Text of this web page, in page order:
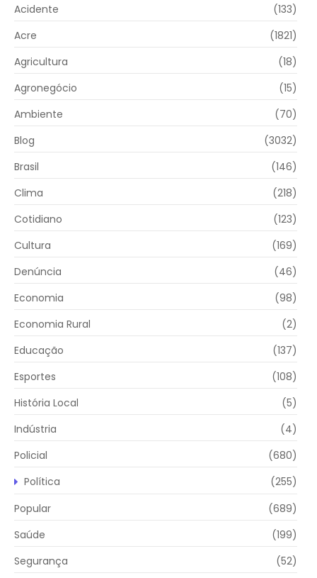
Acidente
(133)
Acre
(1821)
Agricultura
(18)
Agronegócio
(15)
Ambiente
(70)
Blog
(3032)
Brasil
(146)
Clima
(218)
Cotidiano
(123)
Cultura
(169)
Denúncia
(46)
Economia
(98)
Economia Rural
(2)
Educação
(137)
Esportes
(108)
História Local
(5)
Indústria
(4)
Policial
(680)
Política
(255)
Popular
(689)
Saúde
(199)
Segurança
(52)